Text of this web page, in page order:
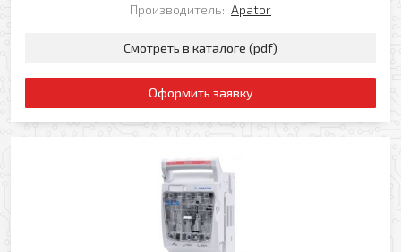
Производитель: Apator
Смотреть в каталоге (pdf)
Оформить заявку
Я даю свое согласие на обработку моих
Политикой обработки персональных данных
Перезвоните мне
Я даю свое согласие на обработку моих
Политикой обработки персональных данных
* — поля, обязательные для заполнения